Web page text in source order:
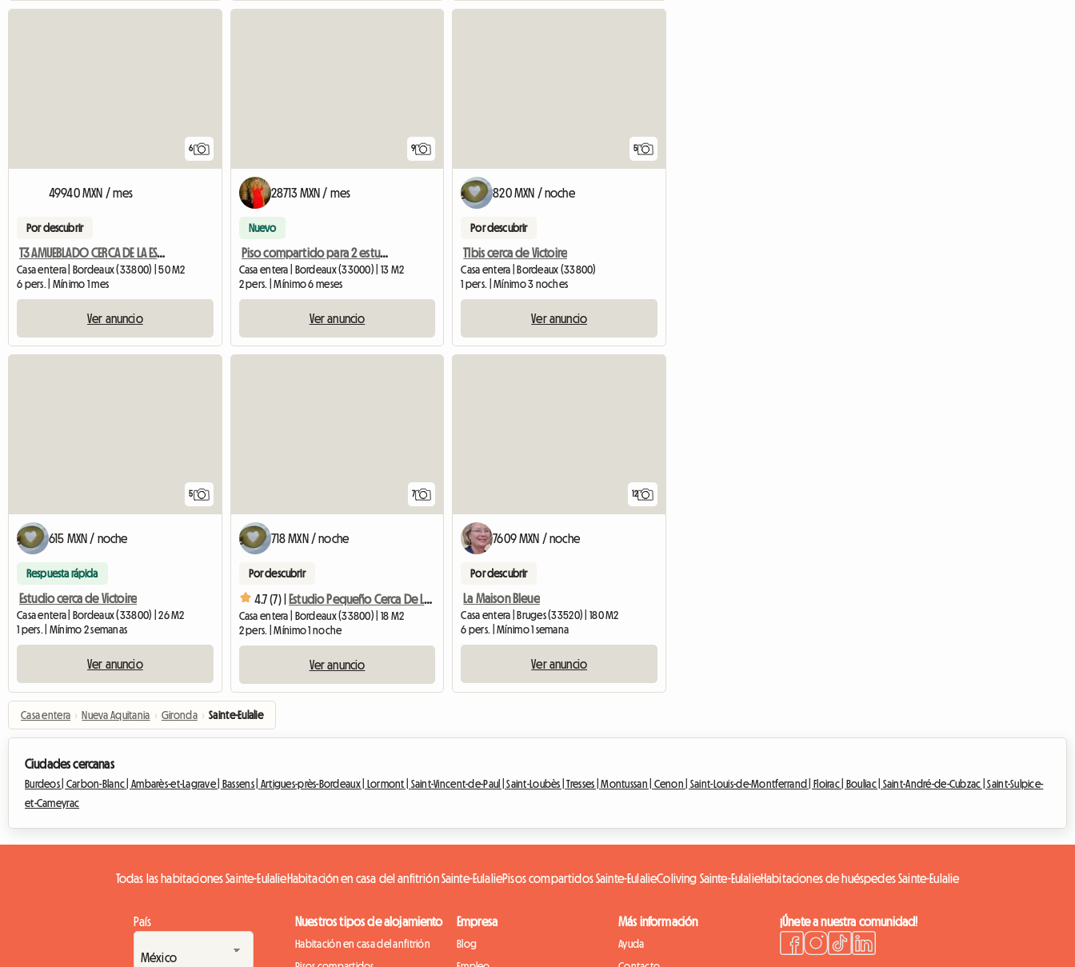
6
49940 MXN / mes
Por descubrir
T3 AMUEBLADO CERCA DE LA ESTACIÓN TODAS LAS COMODIDADES
Casa entera | Bordeaux (33800) | 50 M2
6 pers. | Mínimo 1 mes
Ver anuncio
9
28713 MXN / mes
Nuevo
Piso compartido para 2 estudiantes – Dependencia de 65 m² con jardín
Casa entera | Bordeaux (33000) | 13 M2
2 pers. | Mínimo 6 meses
Ver anuncio
5
820 MXN / noche
Por descubrir
T1bis cerca de Victoire
Casa entera | Bordeaux (33800)
1 pers. | Mínimo 3 noches
Ver anuncio
5
615 MXN / noche
Respuesta rápida
Estudio cerca de Victoire
Casa entera | Bordeaux (33800) | 26 M2
1 pers. | Mínimo 2 semanas
Ver anuncio
7
718 MXN / noche
Por descubrir
4.7 (7) | Estudio Pequeño Cerca De La Victoria
Casa entera | Bordeaux (33800) | 18 M2
2 pers. | Mínimo 1 noche
Ver anuncio
12
7609 MXN / noche
Por descubrir
La Maison Bleue
Casa entera | Bruges (33520) | 180 M2
6 pers. | Mínimo 1 semana
Ver anuncio
Casa entera › Nueva Aquitania › Gironda › Sainte-Eulalie
Ciudades cercanas
Burdeos | Carbon-Blanc |Ambarès-et-Lagrave | Bassens | Artigues-près-Bordeaux | Lormont | Saint-Vincent-de-Paul |Saint-Loubès |Tresses |Montussan | Cenon | Saint-Louis-de-Montferrand | Floirac | Bouliac | Saint-André-de-Cubzac |Saint-Sulpice-
et-Cameyrac
Todas las habitaciones Sainte-EulalieHabitación en casa del anfitrión Sainte-EulaliePisos compartidos Sainte-EulalieColiving Sainte-EulalieHabitaciones de huéspedes Sainte-Eulalie
País Nuestros tipos de alojamiento
Habitación en casa del anfitrión
Empresa
Blog
Más información
Ayuda
¡Únete a nuestra comunidad!